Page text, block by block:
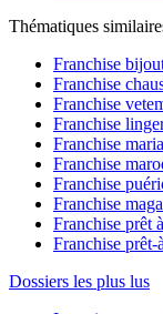
Thématiques
Franchise
Franchise
Franchise
Franchise
Franchise
Franchise
Franchise
Franchise
Franchise prêt
Franchise
Dossiers les plus lus